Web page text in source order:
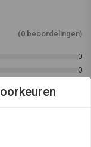
(0 beoordelingen)
0
0